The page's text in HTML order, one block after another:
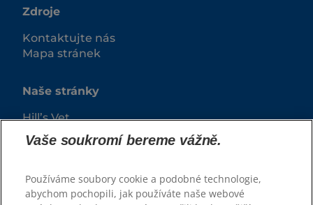
Zdroje
Kontaktujte nás
Mapa stránek
Naše stránky
Hill’s Vet
Kariéra
Vaše soukromí bereme vážně.
Používáme soubory cookie a podobné technologie,
abychom pochopili, jak používáte naše webové